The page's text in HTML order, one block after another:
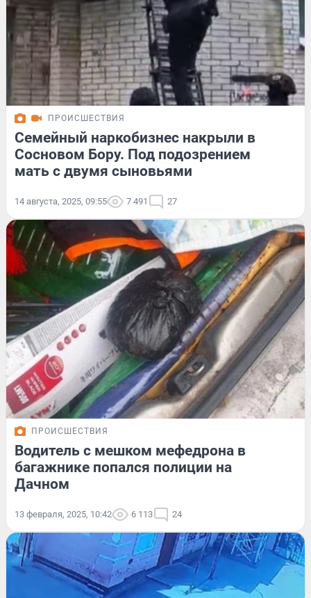
ПРОИСШЕСТВИЯ
Семейный наркобизнес накрыли в
Сосновом Бору. Под подозрением
мать с двумя сыновьями
14 августа, 2025, 09:55 7 491 27
ПРОИСШЕСТВИЯ
Водитель с мешком мефедрона в
багажнике попался полиции на
Дачном
13 февраля, 2025, 10:42 6 113 24